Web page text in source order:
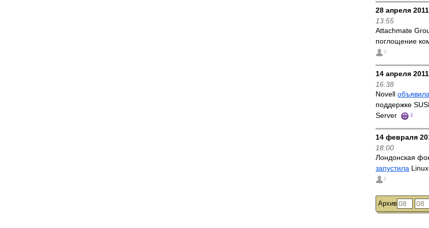
28 апреля 2011
13:55
Attachmate
поглощение
3
14 апреля 2011
16:38
Novellобъявила
поддержке
Server
3
14 февраля
18:00
Лондонская
запустила
2
Архив